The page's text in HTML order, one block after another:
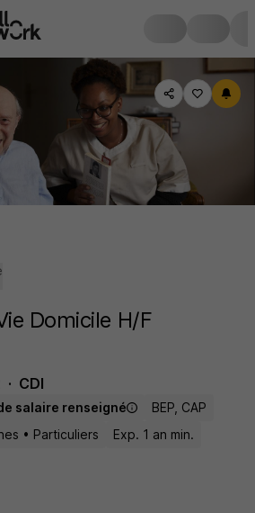
Domicile H/F
CDI
salaire renseigné
BEP, CAP
• Particuliers
Exp. 1 an min.